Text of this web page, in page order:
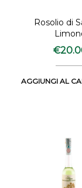
Rosolio di
€
AGGIUNGI AL